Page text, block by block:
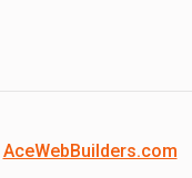
AceWebBuilders.com